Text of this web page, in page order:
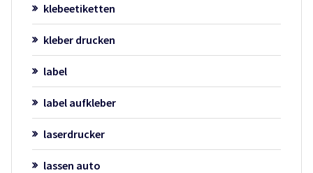
klebeetiketten
kleber drucken
label
label aufkleber
laserdrucker
lassen auto